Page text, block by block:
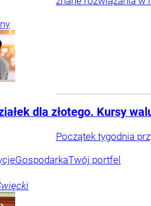
dla złotego. Kursy
Początek tygodnia
GospodarkaTwój portfel